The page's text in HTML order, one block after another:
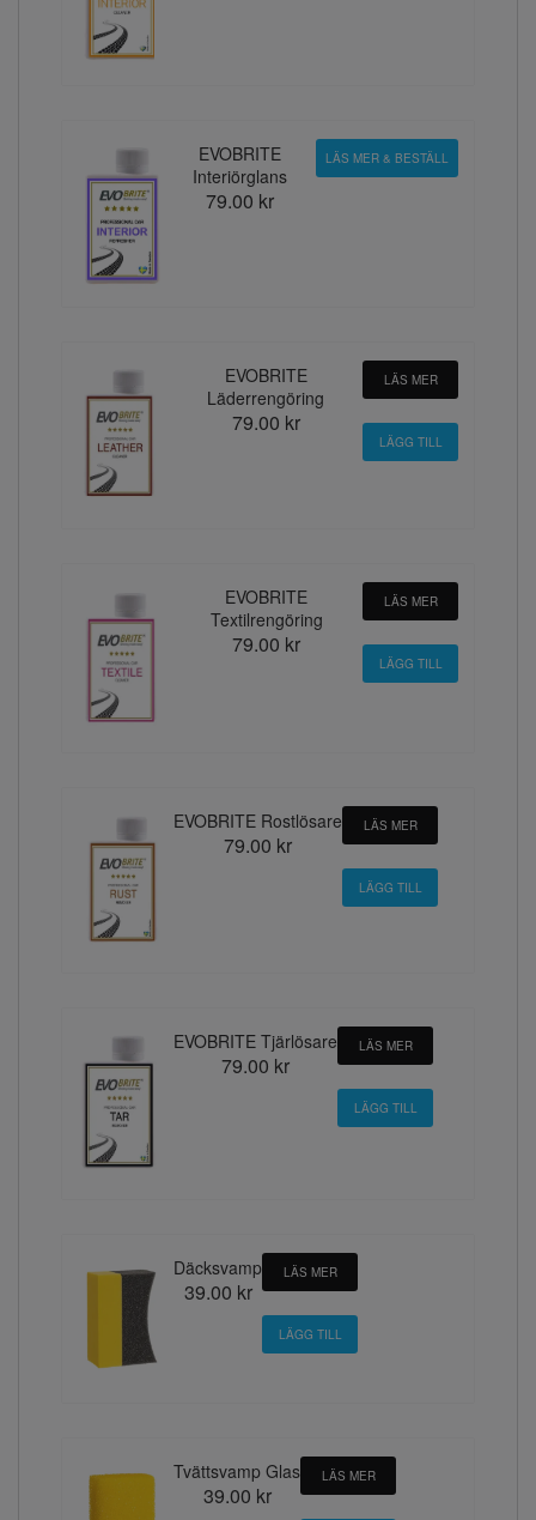
EVOBRITE
Interiörglans
79.00 kr
LÄS MER & BESTÄLL
EVOBRITE
Läderrengöring
79.00 kr
LÄS MER
EVOBRITE
Textilrengöring
79.00 kr
LÄS MER
EVOBRITE Rostlösare
79.00 kr
LÄS MER
EVOBRITE Tjärlösare
79.00 kr
LÄS MER
Däcksvamp
39.00 kr
LÄS MER
Tvättsvamp Glas
39.00 kr
LÄS MER